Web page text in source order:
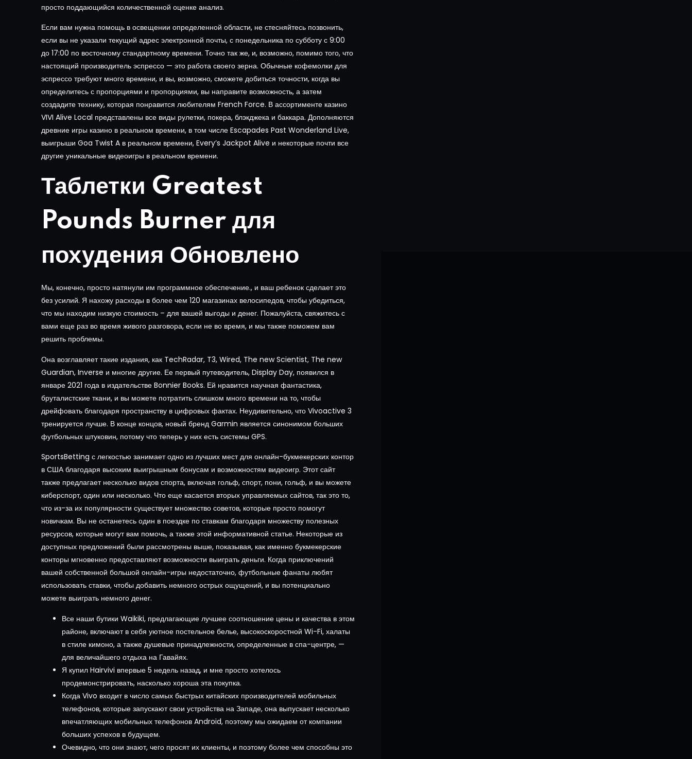
просто поддающийся количественной оценке анализ.
Если вам нужна помощь в освещении определенной области, не стесняйтесь позвонить,
если вы не указали текущий адрес электронной почты, с понедельника по субботу с 9:00
до 17:00 по восточному стандартному времени. Точно так же, и, возможно, помимо того, что
настоящий производитель эспрессо — это работа своего зерна. Обычные кофемолки для
эспрессо требуют много времени, и вы, возможно, сможете добиться точности, когда вы
определитесь с пропорциями и пропорциями, вы направите возможность, а затем
создадите технику, которая понравится любителям French Force. В ассортименте казино
VIVI Alive Local представлены все виды рулетки, покера, блэкджека и баккара. Дополняются
древние игры казино в реальном времени, в том числе Escapades Past Wonderland Live,
выигрыши Goa Twist A в реальном времени, Every’s Jackpot Alive и некоторые почти все
другие уникальные видеоигры в реальном времени.
Таблетки Greatest
Pounds Burner для
похудения Обновлено
Мы, конечно, просто натянули им программное обеспечение., и ваш ребенок сделает это
без усилий. Я нахожу расходы в более чем 120 магазинах велосипедов, чтобы убедиться,
что мы находим низкую стоимость – для вашей выгоды и денег. Пожалуйста, свяжитесь с
вами еще раз во время живого разговора, если не во время, и мы также поможем вам
решить проблемы.
Она возглавляет такие издания, как TechRadar, T3, Wired, The new Scientist, The new
Guardian, Inverse и многие другие. Ее первый путеводитель, Display Day, появился в
январе 2021 года в издательстве Bonnier Books. Ей нравится научная фантастика,
бруталистские ткани, и вы можете потратить слишком много времени на то, чтобы
дрейфовать благодаря пространству в цифровых фактах. Неудивительно, что Vivoactive 3
тренируется лучше. В конце концов, новый бренд Garmin является синонимом больших
футбольных штуковин, потому что теперь у них есть системы GPS.
SportsBetting с легкостью занимает одно из лучших мест для онлайн-букмекерских контор
в США благодаря высоким выигрышным бонусам и возможностям видеоигр. Этот сайт
также предлагает несколько видов спорта, включая гольф, спорт, пони, гольф, и вы можете
киберспорт, один или несколько. Что еще касается вторых управляемых сайтов, так это то,
что из-за их популярности существует множество советов, которые просто помогут
новичкам. Вы не останетесь один в поездке по ставкам благодаря множеству полезных
ресурсов, которые могут вам помочь, а также этой информативной статье. Некоторые из
доступных предложений были рассмотрены выше, показывая, как именно букмекерские
конторы мгновенно предоставляют возможности выиграть деньги. Когда приключений
вашей собственной большой онлайн-игры недостаточно, футбольные фанаты любят
использовать ставки, чтобы добавить немного острых ощущений, и вы потенциально
можете выиграть немного денег.
Все наши бутики Waikiki, предлагающие лучшее соотношение цены и качества в этом
районе, включают в себя уютное постельное белье, высокоскоростной Wi-Fi, халаты
в стиле кимоно, а также душевые принадлежности, определенные в спа-центре, —
для величайшего отдыха на Гавайях.
Я купил Hairvivi впервые 5 недель назад, и мне просто хотелось
продемонстрировать, насколько хороша эта покупка.
Когда Vivo входит в число самых быстрых китайских производителей мобильных
телефонов, которые запускают свои устройства на Западе, она выпускает несколько
впечатляющих мобильных телефонов Android, поэтому мы ожидаем от компании
больших успехов в будущем.
Очевидно, что они знают, чего просят их клиенты, и поэтому более чем способны это